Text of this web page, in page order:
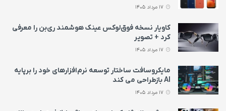
کاویار نسخه فوق‌لوکس عینک هوشمند ری‌بن را معرفی
کرد + تصویر
مایکروسافت ساختار توسعه نرم‌افزارهای خود را برپایه
AI بازطراحی می‌ کند